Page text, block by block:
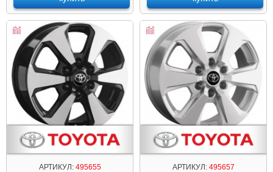
АРТИКУЛ:495655 АРТИКУЛ:495657